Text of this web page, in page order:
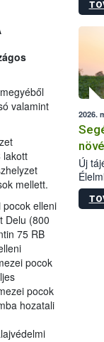
valamint
lakott
mellett.
elleni
Delu (800
75 RB
pocok
pocok
hozatali
kis
2026.
Új